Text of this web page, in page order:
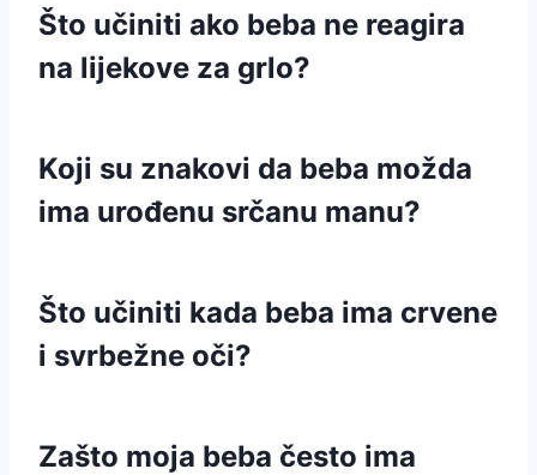
Što učiniti ako beba ne reagira
na lijekove za grlo?
Koji su znakovi da beba možda
ima urođenu srčanu manu?
Što učiniti kada beba ima crvene
i svrbežne oči?
Zašto moja beba često ima